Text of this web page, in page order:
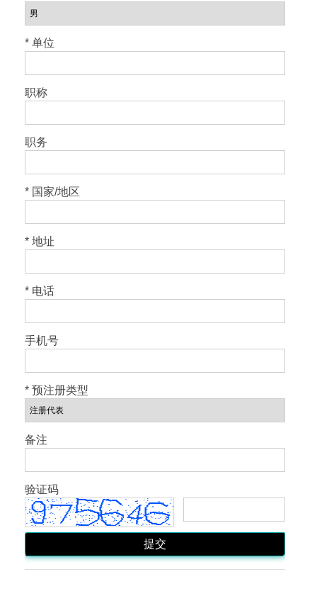
* 单位
职称
职务
* 国家/地区
* 地址
* 电话
手机号
* 预注册类型
备注
验证码